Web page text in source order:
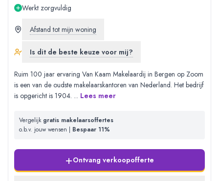
Werkt zorgvuldig
Afstand tot mijn woning
Is dit de beste keuze voor mij?
Ruim 100 jaar ervaring Van Kaam Makelaardij in Bergen op Zoom
is een van de oudste makelaarskantoren van Nederland. Het bedrijf
is opgericht is 1904. ... Lees meer
Vergelijk gratis makelaarsoffertes
o.b.v. jouw wensen | Bespaar 11%
+Ontvang verkoopofferte